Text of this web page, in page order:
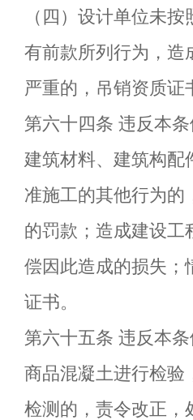
（四）设计单位未
有前款所列行为，造
严重的，吊销资质
第六十四条 违反本
建筑材料、建筑构配
准施工的其他行为的
的罚款；造成建设工
偿因此造成的损失；
证书。
第六十五条 违反本
商品混凝土进行检验
检测的，责令改正，